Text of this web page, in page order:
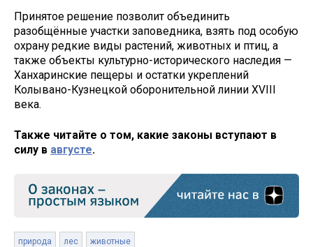
Принятое решение позволит объединить
разобщённые участки заповедника, взять под особую
охрану редкие виды растений, животных и птиц, а
также объекты культурно-исторического наследия —
Ханхаринские пещеры и остатки укреплений
Колывано-Кузнецкой оборонительной линии XVIII
века.
Также читайте о том, какие законы вступают в
силу в августе.
природа лес животные